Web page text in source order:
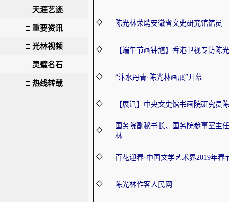
□ 天涯艺迹
□ 重要资讯
□ 光林视频
□ 灵璧名石
□ 热线转载
◇ 陈光林荣聘安徽省文史研究馆馆员
◇ 【端午节画钟馗】香港卫视专访陈
◇ “汴水丹青·陈光林画展”开幕
◇ 【展讯】中央文史馆书画院研究员
◇
国务院副秘书长、国务院参事室主
林
◇ 百花迎春·中国文学艺术界2019年
◇ 陈光林作客人民网